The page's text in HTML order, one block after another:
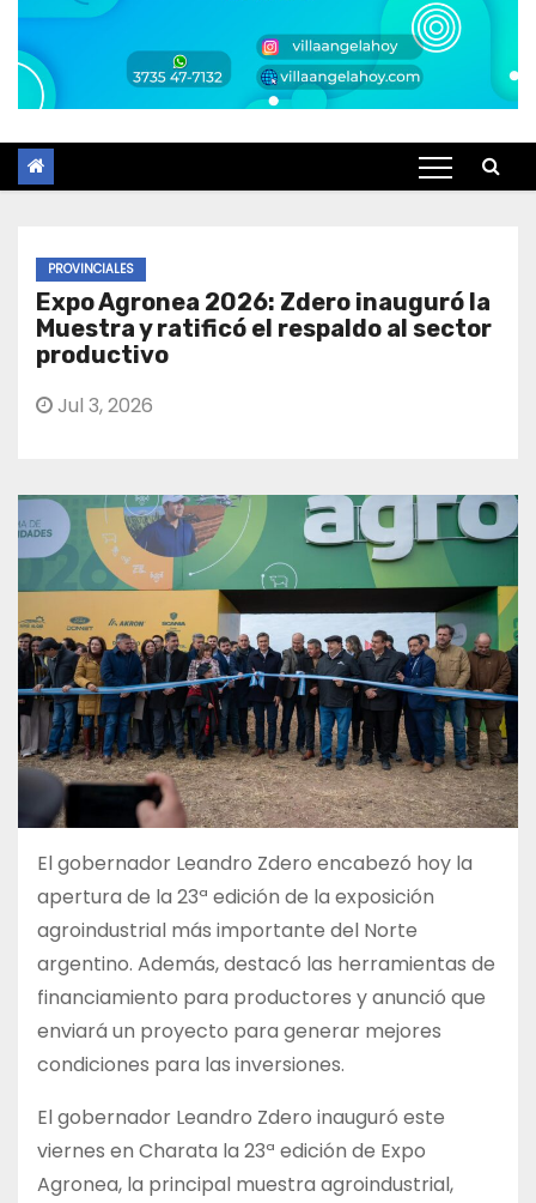
PROVINCIALES
Expo Agronea 2026: Zdero inauguró la
Muestra y ratificó el respaldo al sector
productivo
Jul 3, 2026
El gobernador Leandro Zdero encabezó hoy la
apertura de la 23ª edición de la exposición
agroindustrial más importante del Norte
argentino. Además, destacó las herramientas de
financiamiento para productores y anunció que
enviará un proyecto para generar mejores
condiciones para las inversiones.
El gobernador Leandro Zdero inauguró este
viernes en Charata la 23ª edición de Expo
Agronea, la principal muestra agroindustrial,